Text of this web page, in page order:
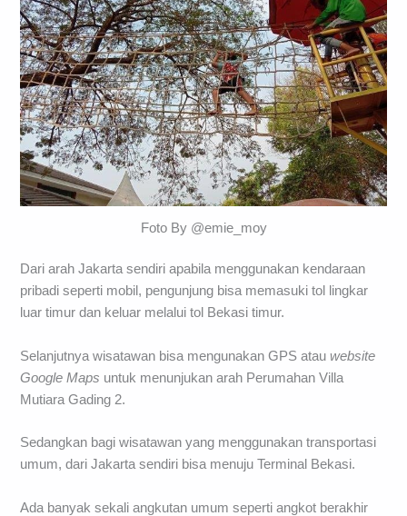
Foto By @emie_moy
Dari arah Jakarta sendiri apabila menggunakan kendaraan
pribadi seperti mobil, pengunjung bisa memasuki tol lingkar
luar timur dan keluar melalui tol Bekasi timur.
Selanjutnya wisatawan bisa mengunakan GPS atau website
Google Maps untuk menunjukan arah Perumahan Villa
Mutiara Gading 2.
Sedangkan bagi wisatawan yang menggunakan transportasi
umum, dari Jakarta sendiri bisa menuju Terminal Bekasi.
Ada banyak sekali angkutan umum seperti angkot berakhir